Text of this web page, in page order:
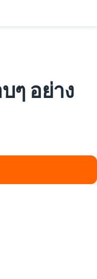
ๆ อย่าง